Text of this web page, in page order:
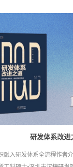
研发体系改进
融入研发体系全流程作者